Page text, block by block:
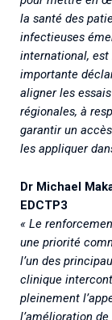
la santé des
infectieuses
international, est
importante
aligner les
régionales, à
garantir un
les appliquer
Dr Michael
EDCTP3
« Le
une priorité
l’un des
clinique
pleinement
l’amélioration